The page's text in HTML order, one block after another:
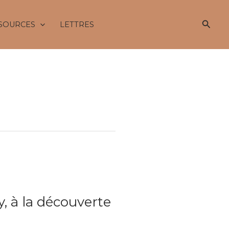
LETTRES
à la découverte